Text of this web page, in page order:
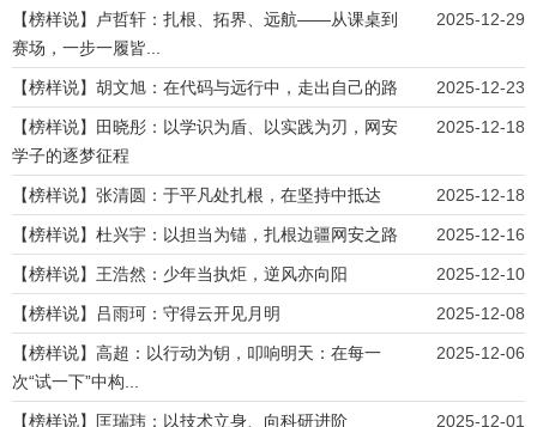
【榜样说】卢哲轩：扎根、拓界、远航——从课桌到
赛场，一步一履皆...
2025-12-29
【榜样说】胡文旭：在代码与远行中，走出自己的路 2025-12-23
【榜样说】田晓彤：以学识为盾、以实践为刃，网安
学子的逐梦征程
2025-12-18
【榜样说】张清圆：于平凡处扎根，在坚持中抵达 2025-12-18
【榜样说】杜兴宇：以担当为锚，扎根边疆网安之路 2025-12-16
【榜样说】王浩然：少年当执炬，逆风亦向阳 2025-12-10
【榜样说】吕雨珂：守得云开见月明 2025-12-08
【榜样说】高超：以行动为钥，叩响明天：在每一
次“试一下”中构...
2025-12-06
【榜样说】匡瑞玮：以技术立身、向科研进阶
2025-12-01